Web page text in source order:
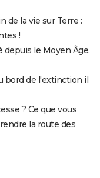
de la vie sur Terre :
!
depuis le Moyen Âge,
bord de l'extinction il
? Ce que vous
la route des